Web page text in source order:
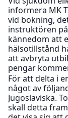
informera MK
vid bokning,
instruktören
kännedom att
hälsotillstånd
att avbryta
pengar
För att delta i
något av
Jugoslaviska.
skall detta